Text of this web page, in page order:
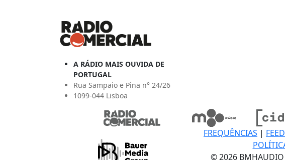
A RÁDIO MAIS OUVIDA DE
PORTUGAL
Rua Sampaio e Pina n° 24/26
1099-044 Lisboa
FREQUÊNCIAS |
© 2026